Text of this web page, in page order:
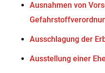
Ausnahmen von
Ausschlagung der
Ausstellung einer